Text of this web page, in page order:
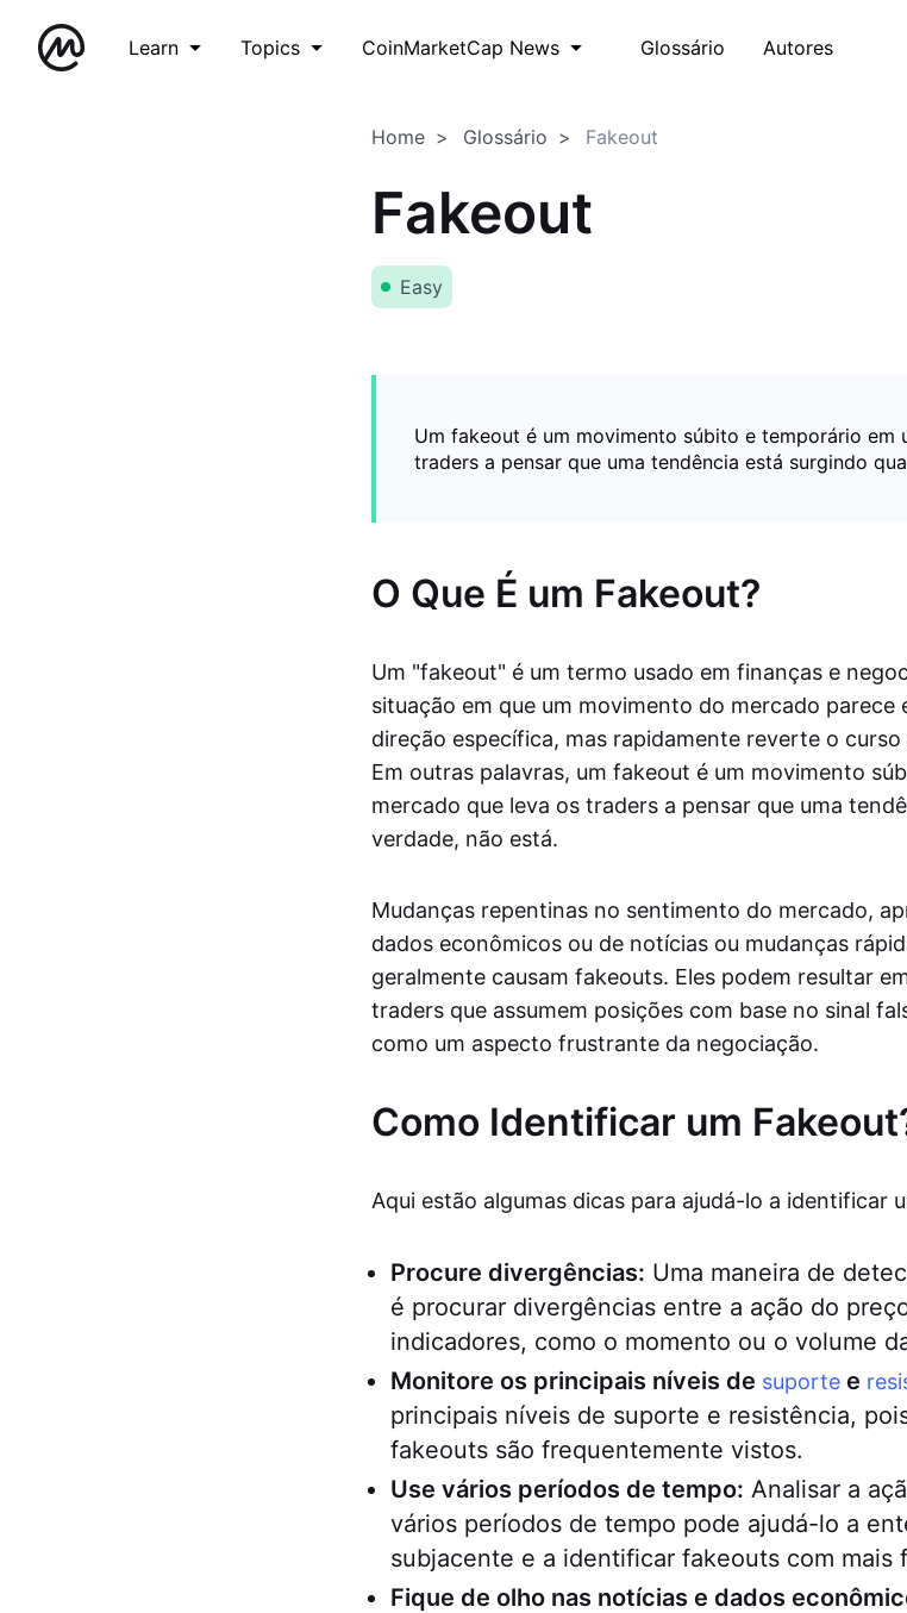
Learn Topics CoinMarketCap News Glossário Autores
Home Glossário Fakeout
Fakeout
Easy
Um fakeout é um movimento súbito e temporário em
traders a pensar que uma tendência está surgindo
O Que É um Fakeout?
Um "fakeout" é um termo usado em finanças e
situação em que um movimento do mercado parece
direção específica, mas rapidamente reverte o
Em outras palavras, um fakeout é um movimento
mercado que leva os traders a pensar que uma
verdade, não está.
Mudanças repentinas no sentimento do mercado,
dados econômicos ou de notícias ou mudanças
geralmente causam fakeouts. Eles podem resultar
traders que assumem posições com base no sinal
como um aspecto frustrante da negociação.
Como Identificar um
Aqui estão algumas dicas para ajudá-lo a identificar
Procure divergências: Uma maneira de
é procurar divergências entre a ação do
indicadores, como o momento ou o volume
Monitore os principais níveis de suporte e
principais níveis de suporte e resistência,
fakeouts são frequentemente vistos.
Use vários períodos de tempo: Analisar a
vários períodos de tempo pode ajudá-lo a
subjacente e a identificar fakeouts com mais
Fique de olho nas notícias e dados